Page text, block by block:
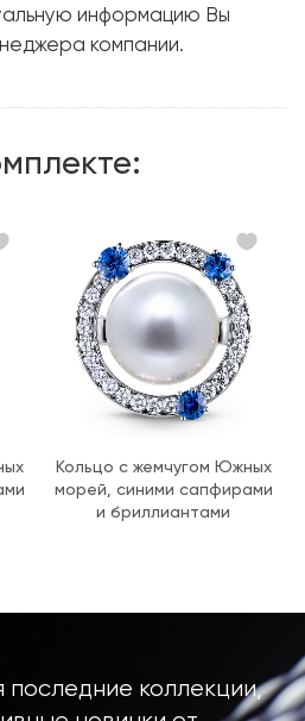
Белое золото, 750 проба
информацию Вы
компании.
Кольцо с жемчугом Южных
морей, синими сапфирами
и бриллиантами
последние коллекции,